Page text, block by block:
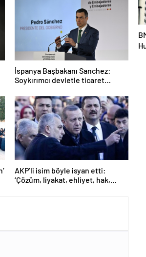
İspanya Başbakanı Sanchez:
Soykırımcı devletle ticaret
AKP’li isim böyle isyan etti:
‘Çözüm, liyakat, ehliyet, hak,